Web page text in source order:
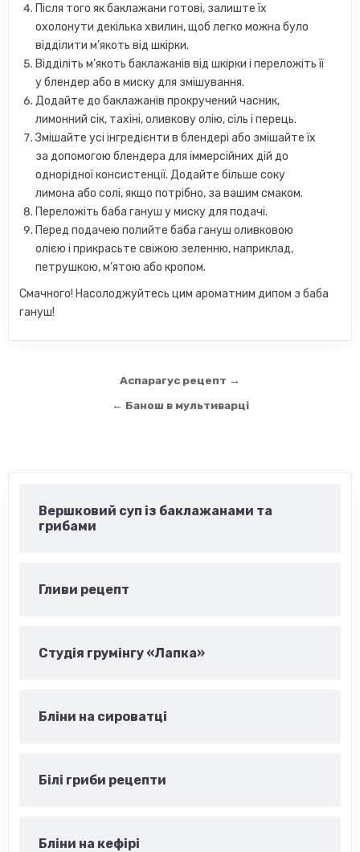
Після того як баклажани готові, залиште їх
охолонути декілька хвилин, щоб легко можна було
відділити м’якоть від шкірки.
Відділіть м’якоть баклажанів від шкірки і переложіть її
у блендер або в миску для змішування.
Додайте до баклажанів прокручений часник,
лимонний сік, тахіні, оливкову олію, сіль і перець.
Змішайте усі інгредієнти в блендері або змішайте їх
за допомогою блендера для іммерсійних дій до
однорідної консистенції. Додайте більше соку
лимона або солі, якщо потрібно, за вашим смаком.
Переложіть баба гануш у миску для подачі.
Перед подачею полийте баба гануш оливковою
олією і прикрасьте свіжою зеленню, наприклад,
петрушкою, м’ятою або кропом.
Смачного! Насолоджуйтесь цим ароматним дипом з баба
гануш!
НавігаціяАспарагус рецепт →
← Банош в мультиварці
Вершковий суп із баклажанами та
грибами
Гливи рецепт
Студія грумінгу «Лапка»
Бліни на сироватці
Білі гриби рецепти
Бліни на кефірі